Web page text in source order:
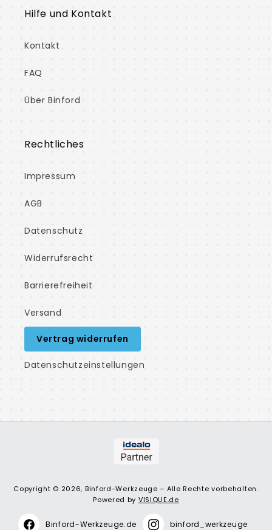
Hilfe und Kontakt
Kontakt
FAQ
Über Binford
Rechtliches
Impressum
AGB
Datenschutz
Widerrufsrecht
Barrierefreiheit
Versand
Vertrag widerrufen
Datenschutzeinstellungen
Copyright © 2026, Binford-Werkzeuge – Alle Rechte vorbehalten.
Powered by VISIQUE.de
Binford-Werkzeuge.de binford_werkzeuge